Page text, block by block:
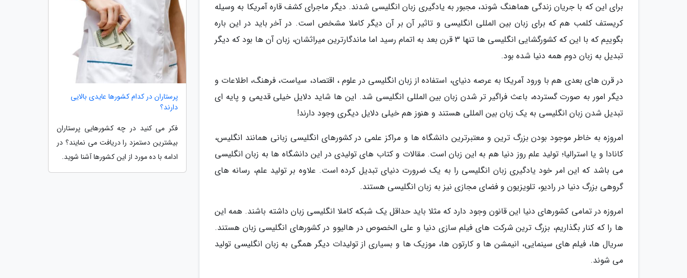
برای این که با جریان زندگی هماهنگ شوند، مجبور به یادگیری زبان انگلیسی شدند. دیگر ماجرای کشف قاره آمریکا به وسیله
کریستف کلمب هم که برای زبان بین المللی انگلیسی و تاثیر آن بر آن دیگر کاملا مشخص است. در آخر باید در این باره
بگوییم که با این که کشورگشایی انگلیسی ها تنها 3 قرن بعد به اتمام رسید اما ماندگارترین میراثشان، زبان آن ها بود که دیگر
تبدیل به زبان دوم همه دنیا شده بود.
در قرن های بعدی هم با ورود آمریکا به عرصه دنیای، استفاده از زبان انگلیسی در علوم ، اقتصاد، سیاست، فرهنگ، اطلاعات و
دیگر امور به صورت گسترده، باعث فراگیر تر شدن زبان بین المللی انگلیسی شد. این ها شاید دلایل خیلی قدیمی و پایه ای
تبدیل شدن زبان انگلیسی به یک زبان بین المللی هستند و هنوز هم خیلی دلایل دیگری وجود دارند!
امروزه به خاطر موجود بودن بزرگ ترین و معتبرترین دانشگاه ها و مراکز علمی در کشورهای انگلیسی زبانی همانند انگلیس،
کانادا و یا استرالیا؛ تولید علم روز دنیا هم به این زبان است. مقالات و کتاب های تولیدی در این دانشگاه ها به زبان انگلیسی
می باشد که این امر خود یادگیری زبان انگلیسی را به یک ضرورت دنیای تبدیل کرده است. علاوه بر تولید علم، رسانه های
گروهی بزرگ دنیا در رادیو، تلویزیون و فضای مجازی نیز به زبان انگلیسی هستند.
امروزه در تمامی کشورهای دنیا این قانون وجود دارد که مثلا باید حداقل یک شبکه کاملا انگلیسی زبان داشته باشند. همه این
ها را که کنار بگذاریم، بزرگ ترین شرکت های فیلم سازی دنیا و علی الخصوص در هالیوو در کشورهای انگلیسی زبان هستند.
سریال ها، فیلم های سینمایی، انیمشن ها و کارتون ها، موزیک ها و بسیاری از تولیدات دیگر همگی به زبان انگلیسی تولید
می شوند.
پرستاران در کدام کشورها عایدی بالایی
دارند؟
فکر می کنید در چه کشورهایی پرستاران
بیشترین دستمزد را دریافت می نمایند؟ در
ادامه با ده مورد از این کشورها آشنا شوید.